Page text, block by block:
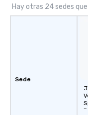
Hay otras 24 sedes
Sede